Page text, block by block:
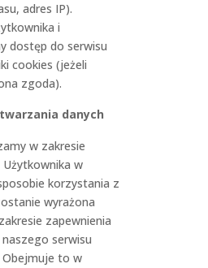
adres IP).
i
dostęp do serwisu
cookies (jeżeli
zgoda).
danych
w zakresie
w
korzystania z
wyrażona
zapewnienia
serwisu
to w